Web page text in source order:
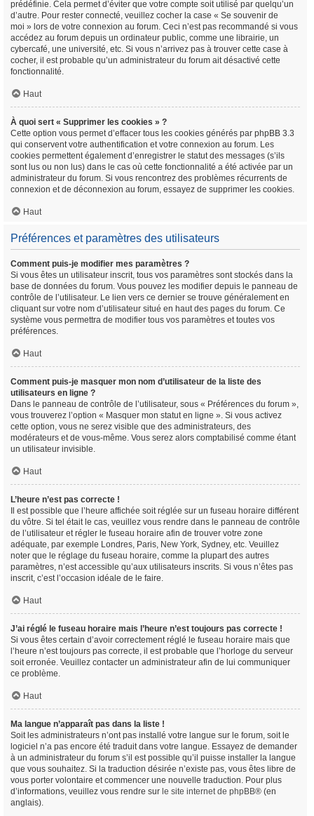
prédéfinie. Cela permet d’éviter que votre compte soit utilisé par quelqu’un
d’autre. Pour rester connecté, veuillez cocher la case « Se souvenir de
moi » lors de votre connexion au forum. Ceci n’est pas recommandé si vous
accédez au forum depuis un ordinateur public, comme une librairie, un
cybercafé, une université, etc. Si vous n’arrivez pas à trouver cette case à
cocher, il est probable qu’un administrateur du forum ait désactivé cette
fonctionnalité.
Haut
À quoi sert « Supprimer les cookies » ?
Cette option vous permet d’effacer tous les cookies générés par phpBB 3.3
qui conservent votre authentification et votre connexion au forum. Les
cookies permettent également d’enregistrer le statut des messages (s’ils
sont lus ou non lus) dans le cas où cette fonctionnalité a été activée par un
administrateur du forum. Si vous rencontrez des problèmes récurrents de
connexion et de déconnexion au forum, essayez de supprimer les cookies.
Haut
Préférences et paramètres des utilisateurs
Comment puis-je modifier mes paramètres ?
Si vous êtes un utilisateur inscrit, tous vos paramètres sont stockés dans la
base de données du forum. Vous pouvez les modifier depuis le panneau de
contrôle de l’utilisateur. Le lien vers ce dernier se trouve généralement en
cliquant sur votre nom d’utilisateur situé en haut des pages du forum. Ce
système vous permettra de modifier tous vos paramètres et toutes vos
préférences.
Haut
Comment puis-je masquer mon nom d’utilisateur de la liste des
utilisateurs en ligne ?
Dans le panneau de contrôle de l’utilisateur, sous « Préférences du forum »,
vous trouverez l’option « Masquer mon statut en ligne ». Si vous activez
cette option, vous ne serez visible que des administrateurs, des
modérateurs et de vous-même. Vous serez alors comptabilisé comme étant
un utilisateur invisible.
Haut
L’heure n’est pas correcte !
Il est possible que l’heure affichée soit réglée sur un fuseau horaire différent
du vôtre. Si tel était le cas, veuillez vous rendre dans le panneau de contrôle
de l’utilisateur et régler le fuseau horaire afin de trouver votre zone
adéquate, par exemple Londres, Paris, New York, Sydney, etc. Veuillez
noter que le réglage du fuseau horaire, comme la plupart des autres
paramètres, n’est accessible qu’aux utilisateurs inscrits. Si vous n’êtes pas
inscrit, c’est l’occasion idéale de le faire.
Haut
J’ai réglé le fuseau horaire mais l’heure n’est toujours pas correcte !
Si vous êtes certain d’avoir correctement réglé le fuseau horaire mais que
l’heure n’est toujours pas correcte, il est probable que l’horloge du serveur
soit erronée. Veuillez contacter un administrateur afin de lui communiquer
ce problème.
Haut
Ma langue n’apparaît pas dans la liste !
Soit les administrateurs n’ont pas installé votre langue sur le forum, soit le
logiciel n’a pas encore été traduit dans votre langue. Essayez de demander
à un administrateur du forum s’il est possible qu’il puisse installer la langue
que vous souhaitez. Si la traduction désirée n’existe pas, vous êtes libre de
vous porter volontaire et commencer une nouvelle traduction. Pour plus
d’informations, veuillez vous rendre sur le site internet de phpBB® (en
anglais).